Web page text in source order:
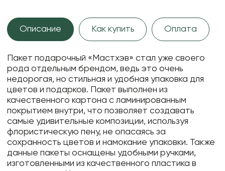
Описание Как купить Оплата
Пакет подарочный «Мастхэв» стал уже своего
рода отдельным брендом, ведь это очень
недорогая, но стильная и удобная упаковка для
цветов и подарков. Пакет выполнен из
качественного картона с ламинированным
покрытием внутри, что позволяет создавать
самые удивительные композиции, используя
флористическую пену, не опасаясь за
сохранность цветов и намокание упаковки. Также
данные пакеты оснащены удобными ручками,
изготовленными из качественного пластика в